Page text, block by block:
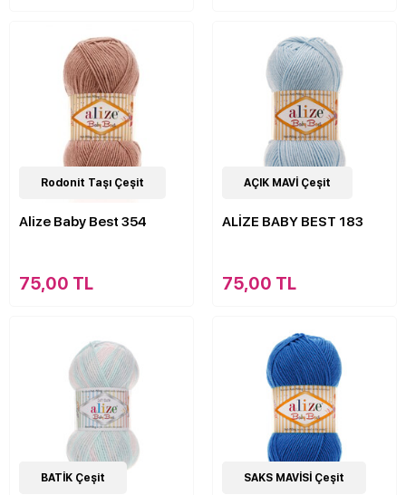
63Çeşit
Rodonit Taşı Çeşit
Alize Baby Best 354
75,00 TL
63Çeşit
AÇIK MAVİ Çeşit
ALİZE BABY BEST 183
75,00 TL
22Çeşit
BATİK Çeşit 63Çeşit
SAKS MAVİSİ Çeşit